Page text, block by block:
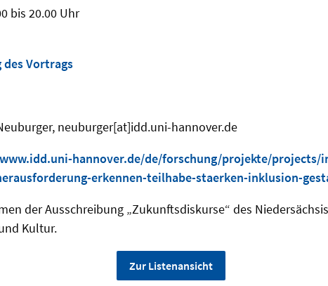
bis 20.00 Uhr
Vortrags
neuburger[at]idd.uni-hannover.de
hannover.de/de/forschung/projekte/
erkennen-teilhabe-staerken-inklusion-
der Ausschreibung „Zukunftsdiskurse“ des
Kultur.
Zur Listenansicht